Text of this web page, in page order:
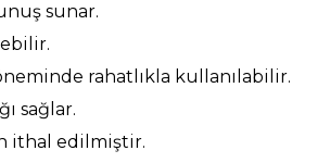
sunar.
rahatlıkla kullanılabilir.
sağlar.
ithal edilmiştir.